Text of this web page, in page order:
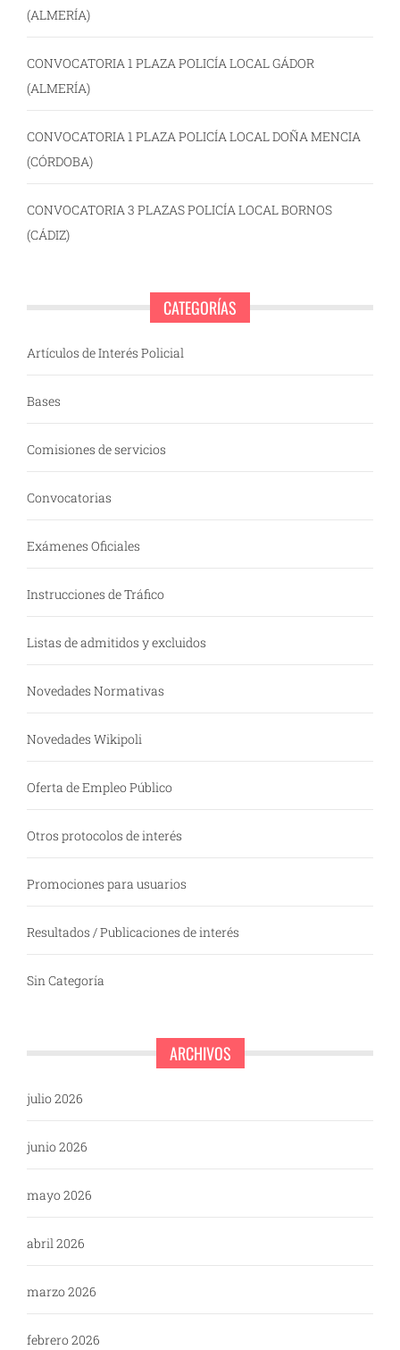
(ALMERÍA)
CONVOCATORIA 1 PLAZA POLICÍA LOCAL GÁDOR
(ALMERÍA)
CONVOCATORIA 1 PLAZA POLICÍA LOCAL DOÑA MENCIA
(CÓRDOBA)
CONVOCATORIA 3 PLAZAS POLICÍA LOCAL BORNOS
(CÁDIZ)
CATEGORÍAS
Artículos de Interés Policial
Bases
Comisiones de servicios
Convocatorias
Exámenes Oficiales
Instrucciones de Tráfico
Listas de admitidos y excluidos
Novedades Normativas
Novedades Wikipoli
Oferta de Empleo Público
Otros protocolos de interés
Promociones para usuarios
Resultados / Publicaciones de interés
Sin Categoría
ARCHIVOS
julio 2026
junio 2026
mayo 2026
abril 2026
marzo 2026
febrero 2026